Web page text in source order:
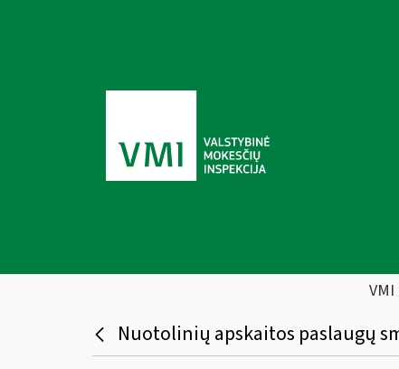
Nuotolinių apskaitos paslaugų